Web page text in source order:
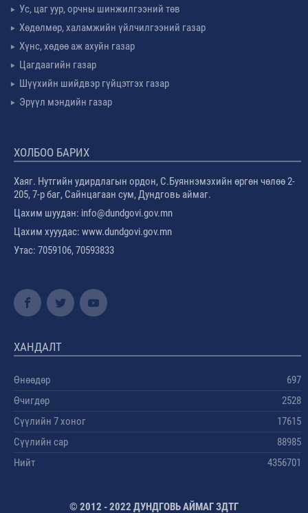
Ус, цаг уур, орчны шинжилгээний төв
Хөдөлмөр, халамжийн үйлчилгээний газар
Хүнс, хөдөө аж ахуйн газар
Цагдаагийн газар
Шүүхийн шийдвэр гүйцэтгэх газар
Эрүүл мэндийн газар
ХОЛБОО БАРИХ
Хаяг. Нутгийн удирдлагын ордон, С.Буяннэмэхийн өргөн чөлөө 2-
205, 7-р баг, Сайнцагаан сум, Дундговь аймаг.
Цахим шуудан: info@dundgovi.gov.mn
Цахим хууудас: www.dundgovi.gov.mn
Утас: 7059106, 70593833
ХАНДАЛТ
Өнөөдөр
697
Өчигдөр
2528
Сүүлийн 7 хоног
17615
Сүүлийн сар
88985
Нийт
4356701
© 2012 - 2022 ДУНДГОВЬ АЙМАГ ЗДТГ